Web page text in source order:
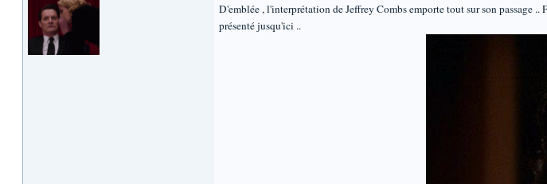
D'emblée , l'interprétation de Jeffrey Combs emporte tout sur son passage
présenté jusqu'ici ..